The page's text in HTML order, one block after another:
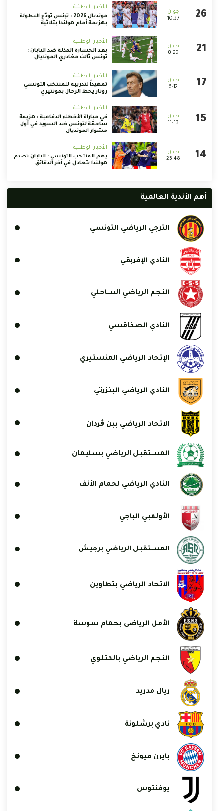
10:27
الأخبار الوطنية
مونديال 2026 : تونس تودّع البطولة
بهزيمة أمام هولندا بثلاثية
8:29
الأخبار الوطنية
بعد الخسارة المذلة ضد اليابان :
تونس ثالث مغادري المونديال
6:12
الأخبار الوطنية
تمهيداً لتدريبه للمنتخب التونسي :
رونار يحط الرحال بمونتيري
11:53
الأخبار الوطنية
في مباراة الأخطاء الدفاعية : هزيمة
ساحقة لتونس ضد السويد في أول
مشوار المونديال
23:48
الأخبار الوطنية
يهم المنتخب التونسي : اليابان تصدم
هولندا بتعادل في آخر الدقائق
أهم الأندية العالمية
الترجي الرياضي التونسي
النادي الإفريقي
النجم الرياضي الساحلي
النادي الصفاقسي
الإتحاد الرياضي المنستيري
النادي الرياضي البنزرتي
الاتحاد الرياضي ببن ڨردان
المستقبل الرياضي بسليمان
النادي الرياضي لحمام الأنف
الأولمبي الباجي
المستقبل الرياضي برجيش
الاتحاد الرياضي بتطاوين
الأمل الرياضي بحمام سوسة
النجم الرياضي بالمتلوي
ريال مدريد
نادي برشلونة
بايرن ميونخ
يوفنتوس